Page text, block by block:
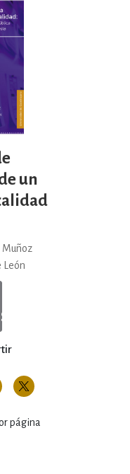
un
Muñoz
León
página